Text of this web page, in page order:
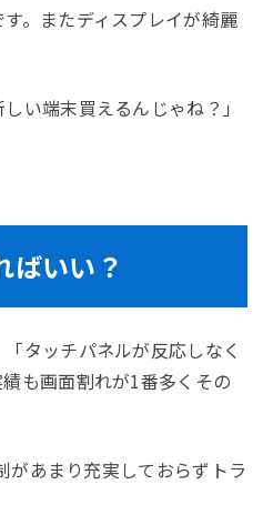
。またディスプレイが綺麗
い端末買えるんじゃね？」
いい？
タッチパネルが反応しなく
も画面割れが1番多くその
あまり充実しておらずトラ